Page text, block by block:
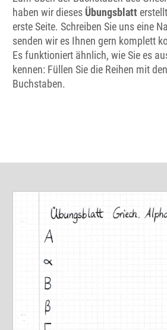
haben wir dieses Übungsblatt
erste Seite. Schreiben Sie uns eine
senden wir es Ihnen gern komplett
Es funktioniert ähnlich, wie Sie es
kennen: Füllen Sie die Reihen mit
Buchstaben.